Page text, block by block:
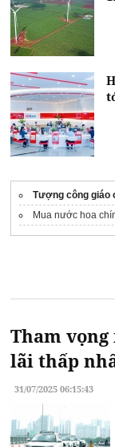
Tượng công giáo
Mua nước hoa
Tham
lãi thấp
31/07/2025 06:15:43